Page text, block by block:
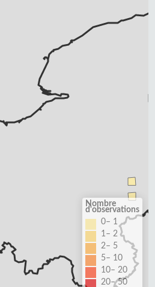
Nombre
d'observations
0– 1
1– 2
2– 5
5– 10
10– 20
20– 50